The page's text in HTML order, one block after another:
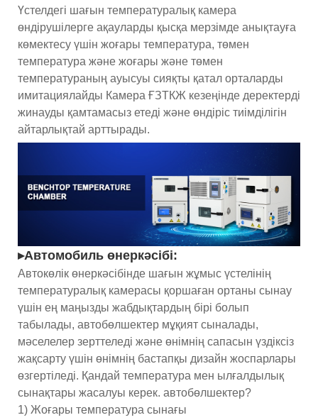
Үстелдегі шағын температуралық камера
өндірушілерге ақауларды қысқа мерзімде анықтауға
көмектесу үшін жоғары температура, төмен
температура және жоғары және төмен
температураның ауысуы сияқты қатал орталарды
имитациялайды Камера ҒЗТКЖ кезеңінде деректерді
жинауды қамтамасыз етеді және өндіріс тиімділігін
айтарлықтай арттырады.
▸Автомобиль өнеркәсібі:
Автокөлік өнеркәсібінде шағын жұмыс үстелінің
температуралық камерасы қоршаған ортаны сынау
үшін ең маңызды жабдықтардың бірі болып
табылады, автобөлшектер мұқият сыналады,
мәселелер зерттеледі және өнімнің сапасын үздіксіз
жақсарту үшін өнімнің бастапқы дизайн жоспарлары
өзгертіледі. Қандай температура мен ылғалдылық
сынақтары жасалуы керек. автобөлшектер?
1) Жоғары температура сынағы